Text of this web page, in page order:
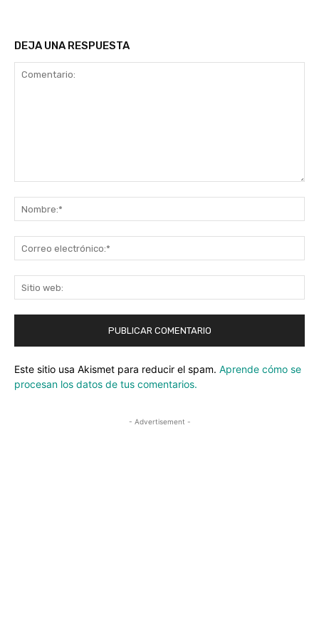
DEJA UNA RESPUESTA
Este sitio usa Akismet para reducir el spam. Aprende cómo se
procesan los datos de tus comentarios.
- Advertisement -